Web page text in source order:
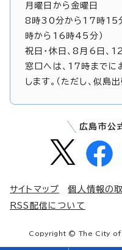
月曜日から金曜日
8時30分から17時15分
時から16時45分）
祝日・休日、8月6日
窓口へは、17時までに
します。（ただし、似
広島市公
サイトマップ 個人情報の
RSS配信について
Copyright © The City of